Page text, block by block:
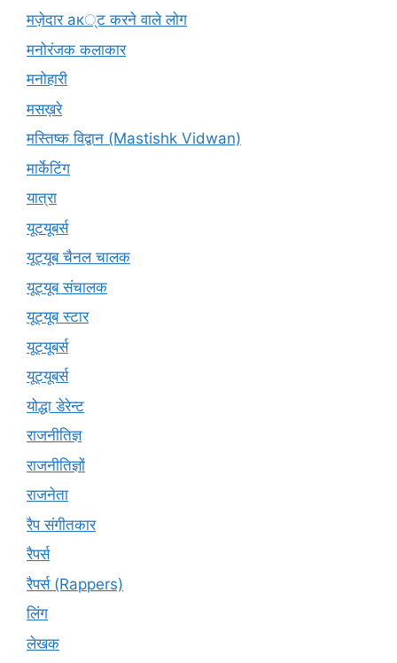
मज़ेदार ак्ट करने वाले लोग
मनोरंजक कलाकार
मनोहारी
मसख़रे
मस्तिष्क विद्वान (Mastishk Vidwan)
मार्केटिंग
यात्रा
यूटयूबर्स
यूट्यूब चैनल चालक
यूट्यूब संचालक
यूट्यूब स्टार
यूट्यूबर्स
यूट्‍यूबर्स
योद्धा डेरेन्ट
राजनीतिज्ञ
राजनीतिज्ञों
राजनेता
रैप संगीतकार
रैपर्स
रैपर्स (Rappers)
लिंग
लेखक